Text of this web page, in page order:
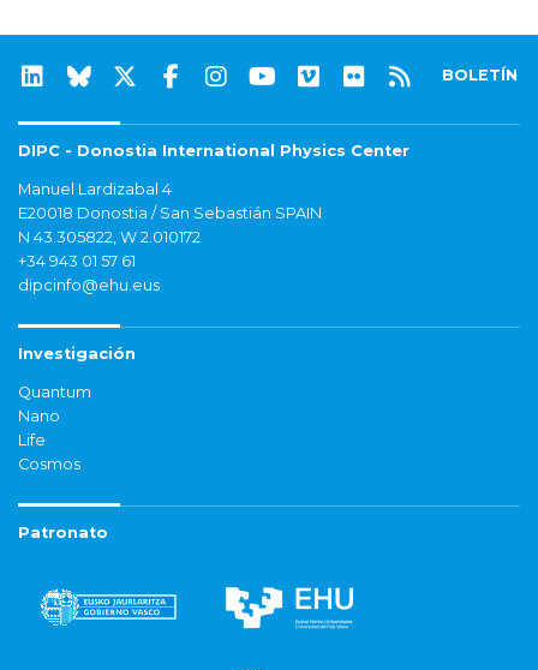
BOLETÍN
DIPC - Donostia International Physics Center
Manuel Lardizabal 4
E20018 Donostia / San Sebastián SPAIN
N 43.305822, W 2.010172
+34 943 01 57 61
dipcinfo@ehu.eus
Investigación
Quantum
Nano
Life
Cosmos
Patronato